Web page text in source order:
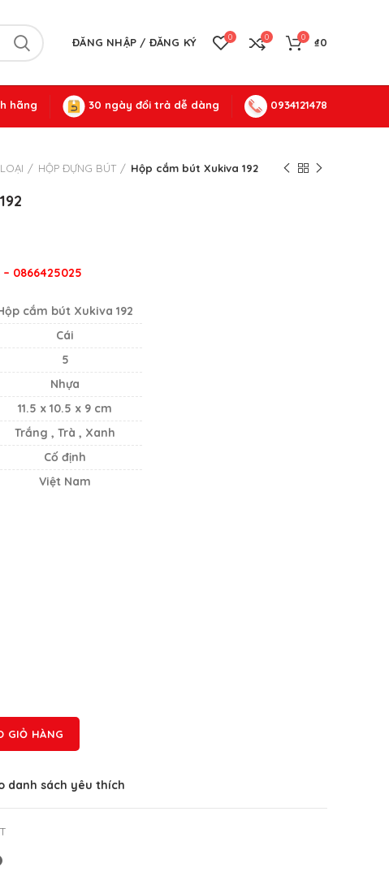
ĐĂNG NHẬP / ĐĂNG KÝ 0 0 0 ₫0
hãng 30 ngày đổi trả dễ dàng 0934121478
HỘP ĐỰNG BÚT Hộp cắm bút Xukiva 192
0866425025
cắm bút Xukiva 192
Cái
5
Nhựa
11.5 x 10.5 x 9 cm
Trắng , Trà , Xanh
Cố định
Việt Nam
GIỎ HÀNG
danh sách yêu thích